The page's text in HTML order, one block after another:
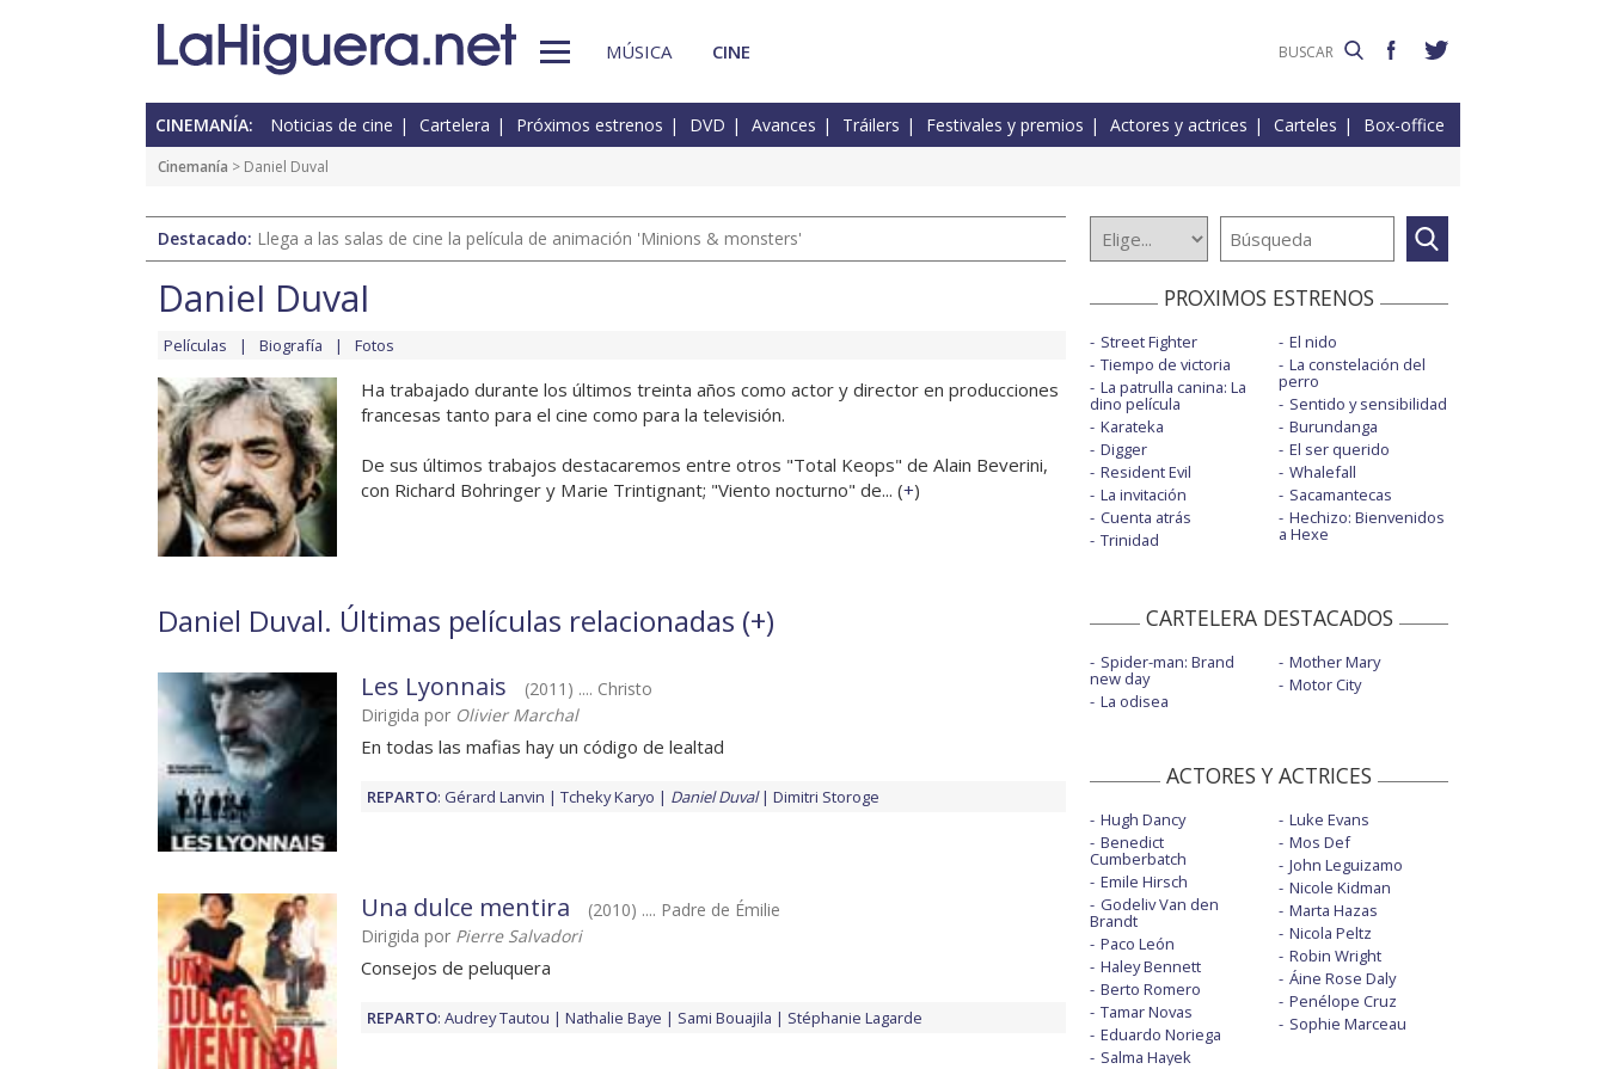
MÚSICA CINE
CINEMANÍA: Noticias de cine Cartelera Próximos estrenos DVD Avances Tráilers Festivales y premios Actores y actrices Carteles Box-office
Cinemanía > Daniel Duval
Destacado: Llega a las salas de cine la película de animación 'Minions & monsters'
Daniel Duval
Películas Biografía Fotos
Ha trabajado durante los últimos treinta años como actor y director en producciones
francesas tanto para el cine como para la televisión.
De sus últimos trabajos destacaremos entre otros "Total Keops" de Alain Beverini,
con Richard Bohringer y Marie Trintignant; "Viento nocturno" de... (+)
Daniel Duval. Últimas películas relacionadas (+)
Les Lyonnais
(2011) .... Christo
Dirigida por Olivier Marchal
En todas las mafias hay un código de lealtad
REPARTO: Gérard Lanvin Tcheky Karyo Daniel Duval Dimitri Storoge
Una dulce mentira
(2010) .... Padre de Émilie
Dirigida por Pierre Salvadori
Consejos de peluquera
REPARTO: Audrey Tautou Nathalie Baye Sami Bouajila Stéphanie Lagarde
PROXIMOS ESTRENOS
Street Fighter
Tiempo de victoria
La patrulla canina: La
dino película
Karateka
Digger
Resident Evil
La invitación
Cuenta atrás
Trinidad
El nido
La constelación del
perro
Sentido y sensibilidad
Burundanga
El ser querido
Whalefall
Sacamantecas
Hechizo: Bienvenidos
a Hexe
CARTELERA DESTACADOS
Spider-man: Brand
new day
La odisea
Mother Mary
Motor City
ACTORES Y ACTRICES
Hugh Dancy
Benedict
Cumberbatch
Emile Hirsch
Godeliv Van den
Brandt
Paco León
Haley Bennett
Berto Romero
Tamar Novas
Eduardo Noriega
Salma Hayek
Luke Evans
Mos Def
John Leguizamo
Nicole Kidman
Marta Hazas
Nicola Peltz
Robin Wright
Áine Rose Daly
Penélope Cruz
Sophie Marceau